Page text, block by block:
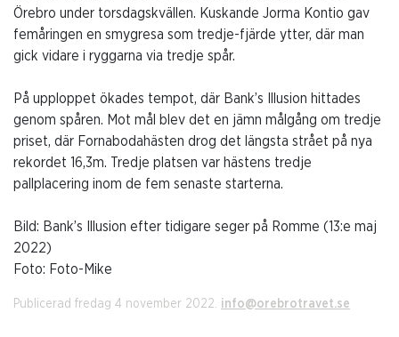
Örebro under torsdagskvällen. Kuskande Jorma Kontio gav
femåringen en smygresa som tredje-fjärde ytter, där man
gick vidare i ryggarna via tredje spår.
På upploppet ökades tempot, där Bank’s Illusion hittades
genom spåren. Mot mål blev det en jämn målgång om tredje
priset, där Fornabodahästen drog det längsta strået på nya
rekordet 16,3m. Tredje platsen var hästens tredje
pallplacering inom de fem senaste starterna.
Bild: Bank’s Illusion efter tidigare seger på Romme (13:e maj
2022)
Foto: Foto-Mike
Publicerad fredag 4 november 2022. info@orebrotravet.se